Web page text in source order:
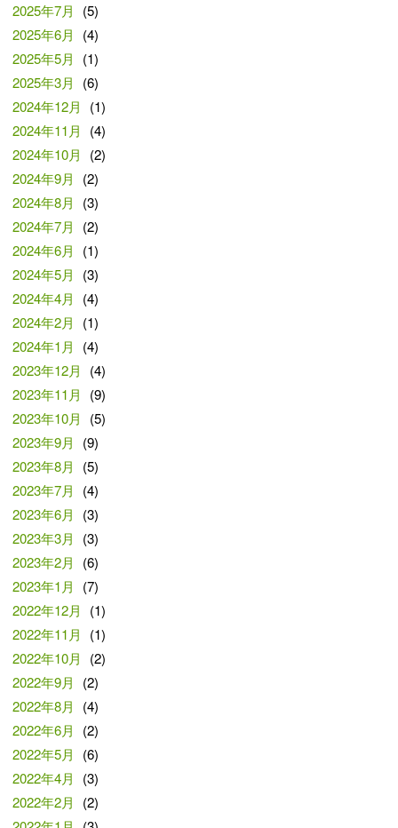
2025年7月
(5)
2025年6月
(4)
2025年5月
(1)
2025年3月
(6)
2024年12月
(1)
2024年11月
(4)
2024年10月
(2)
2024年9月
(2)
2024年8月
(3)
2024年7月
(2)
2024年6月
(1)
2024年5月
(3)
2024年4月
(4)
2024年2月
(1)
2024年1月
(4)
2023年12月
(4)
2023年11月
(9)
2023年10月
(5)
2023年9月
(9)
2023年8月
(5)
2023年7月
(4)
2023年6月
(3)
2023年3月
(3)
2023年2月
(6)
2023年1月
(7)
2022年12月
(1)
2022年11月
(1)
2022年10月
(2)
2022年9月
(2)
2022年8月
(4)
2022年6月
(2)
2022年5月
(6)
2022年4月
(3)
2022年2月
(2)